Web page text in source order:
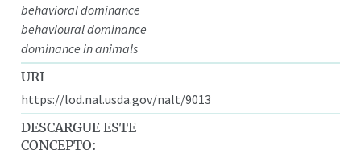
behavioral dominance
behavioural dominance
dominance in animals
URI
https://lod.nal.usda.gov/nalt/9013
DESCARGUE ESTE
CONCEPTO: